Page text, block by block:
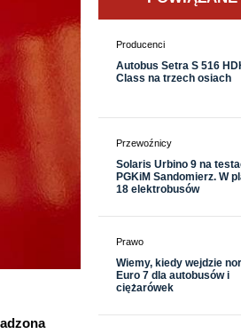
Producenci
Autobus Setra S 516
Class na trzech osiach
Przewoźnicy
Solaris Urbino 9 na
PGKiM Sandomierz. W
18 elektrobusów
Prawo
Wiemy, kiedy wejdzie
Euro 7 dla autobusów i
ciężarówek